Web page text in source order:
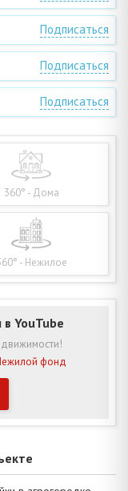
Подписаться
Подписаться
Подписаться
360° - Дома
- Нежилое
YouTube
фонд